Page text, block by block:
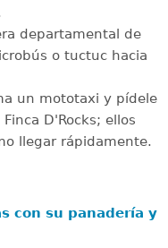
departamental de
o tuctuc hacia
un mototaxi y pídele
D'Rocks; ellos
llegar rápidamente.
con su panadería y